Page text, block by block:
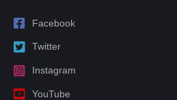
Facebook
Twitter
Instagram
YouTube